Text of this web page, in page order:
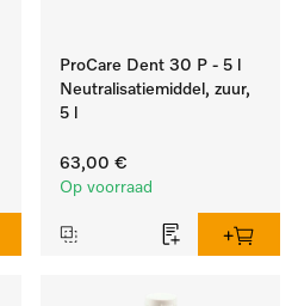
ProCare Dent 30 P - 5 l
Neutralisatiemiddel, zuur,
5 l
63,00 €
Op voorraad